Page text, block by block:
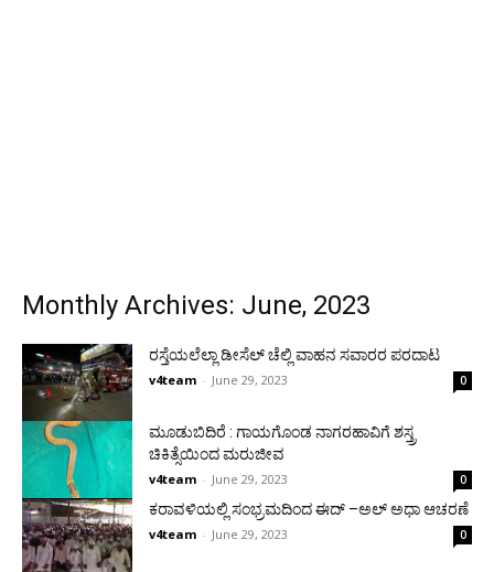
Monthly Archives: June, 2023
ರಸ್ತೆಯಲೆಲ್ಲಾ ಡೀಸೆಲ್ ಚೆಲ್ಲಿ ವಾಹನ ಸವಾರರ ಪರದಾಟ
v4team - June 29, 2023 0
ಮೂಡುಬಿದಿರೆ : ಗಾಯಗೊಂಡ ನಾಗರಹಾವಿಗೆ ಶಸ್ತ್ರ
ಚಿಕಿತ್ಸೆಯಿಂದ ಮರುಜೀವ
v4team - June 29, 2023 0
ಕರಾವಳಿಯಲ್ಲಿ ಸಂಭ್ರಮದಿಂದ ಈದ್ –ಅಲ್ ಅಧಾ ಆಚರಣೆ
v4team - June 29, 2023 0